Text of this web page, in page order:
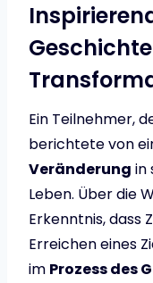
Ein Teilnehmer,
berichtete von
Veränderung in
Leben. Über die
Erkenntnis, dass
Erreichen eines
im Prozess des